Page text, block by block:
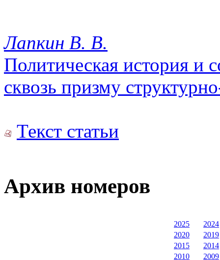
Лапкин В. В.
Политическая история и
сквозь призму
Текст статьи
Архив номеров
2025
2024
2020
2019
2015
2014
2010
2009